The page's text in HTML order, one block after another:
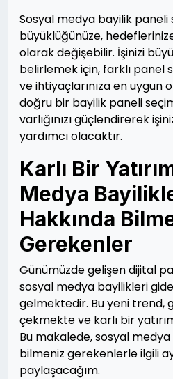
Sosyal medya bayilik paneli
büyüklüğünüze,
olarak değişebilir. İşinizi
belirlemek için, farklı panel
ve ihtiyaçlarınıza en uygun
doğru bir bayilik paneli
varlığınızı güçlendirerek
yardımcı olacaktır.
Karlı Bir
Medya
Hakkında
Gerekenler
Günümüzde gelişen dijital
sosyal medya bayilikleri
gelmektedir. Bu yeni trend,
çekmekte ve karlı bir
Bu makalede, sosyal
bilmeniz gerekenlerle ilgili
paylaşacağım.